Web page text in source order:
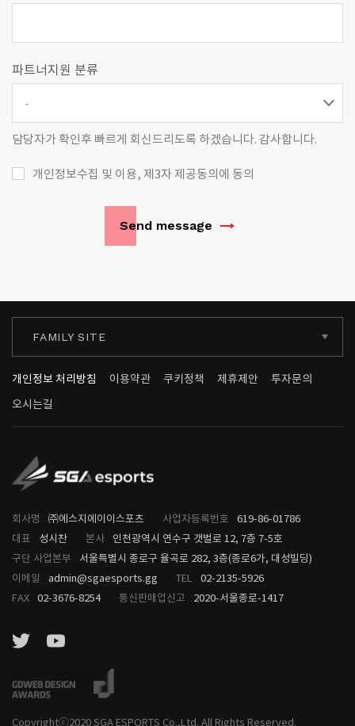
파트너지원 분류
-
담당자가 확인후 빠르게 회신드리도록 하겠습니다. 감사합니다.
개인정보수집 및 이용, 제3자 제공동의에 동의
Send message
FAMILY SITE
개인정보 처리방침 이용약관 쿠키정책 제휴제안
투자문의
오시는길
회사명 ㈜에스지에이이스포츠 사업자등록번호
619-86-01786
대표
성시찬 본사
인천광역시 연수구 갯벌로 12, 7층 7-5호
구단 사업본부
서울특별시 종로구 율곡로 282, 3층(종로6가, 대성빌딩)
이메일
admin@sgaesports.gg TEL
02-2135-5926
FAX 02-3676-8254 통신판매업신고 2020-서울종로-1417
Copyrightⓒ2020SGA ESPORTS Co.,Ltd. All Rights Reserved.